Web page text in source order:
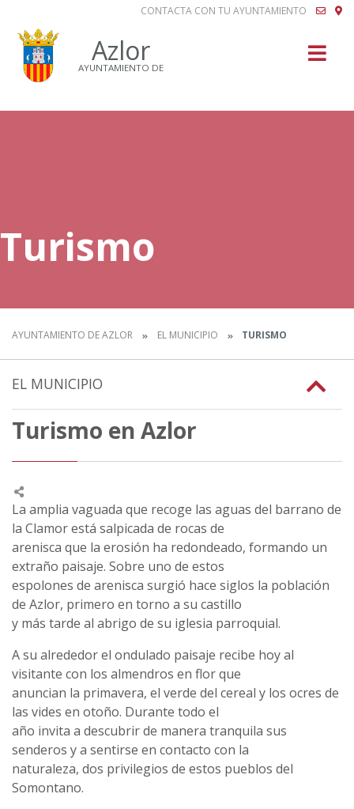
CONTACTA CON TU AYUNTAMIENTO
Azlor
AYUNTAMIENTO DE
Turismo
AYUNTAMIENTO DE AZLOR EL MUNICIPIO TURISMO
EL MUNICIPIO
Turismo en Azlor
La amplia vaguada que recoge las aguas del barrano de
la Clamor está salpicada de rocas de
arenisca que la erosión ha redondeado, formando un
extraño paisaje. Sobre uno de estos
espolones de arenisca surgió hace siglos la población
de Azlor, primero en torno a su castillo
y más tarde al abrigo de su iglesia parroquial.
A su alrededor el ondulado paisaje recibe hoy al
visitante con los almendros en flor que
anuncian la primavera, el verde del cereal y los ocres de
las vides en otoño. Durante todo el
año invita a descubrir de manera tranquila sus
senderos y a sentirse en contacto con la
naturaleza, dos privilegios de estos pueblos del
Somontano.